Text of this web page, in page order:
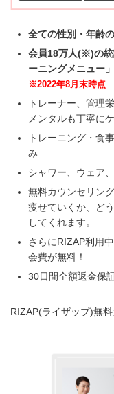
全ての性別・年齢
会員18万人(※)の統
ーニングメニュー
※2022年8月末時点
トレーナー、管理
メンタルも丁寧に
トレーニング・食
み
シャワー、ウェア
無料カウンセリン
痩せていくか、ど
してくれます。
さらにRIZAP利用
会費が無料！
30日間全額返金保
RIZAP(ライザップ)無